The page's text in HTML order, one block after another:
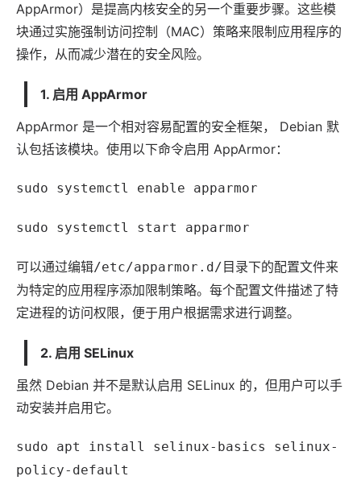
AppArmor）是提高内核安全的另一个重要步骤。这些模
块通过实施强制访问控制（MAC）策略来限制 应用程序的
操作，从而减少潜在的安全风险。
1. 启用 AppArmor
AppArmor 是一个相对容易配置的安全框架， Debian 默
认包括该模块。使用以下命令启用 AppArmor：
sudo systemctl enable apparmor
sudo systemctl start apparmor
可以通过编辑/etc/apparmor.d/ 目录下的配置文件来
为特定的应用程序添加限制策略。每个配置文件描述了特
定进程的访问权限，便于用户根据需求进行调整。
2. 启用 SELinux
虽然 Debian 并不是默认启用 SELinux 的，但用户可以手
动安装并启用它。
sudo apt install selinux-basics selinux-
policy-default